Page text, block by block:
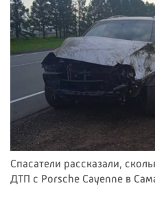
Спасатели рассказали,
ДТП с Porsche Cayenne в